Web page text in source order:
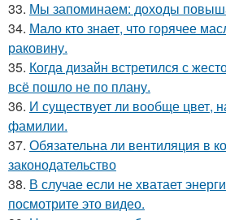
33. Мы запоминаем: доходы
34. Мало кто знает, что горячее
раковину.
35. Когда дизайн встретился с
всё пошло не по плану.
36. И существует ли вообще цвет,
фамилии.
37. Обязательна ли вентиляция в
законодательство
38. В случае если не хватает
посмотрите это видео.